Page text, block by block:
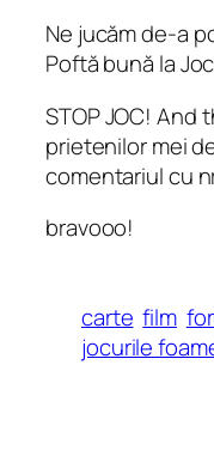
Ne jucăm de-a
Poftă bună la
STOP JOC! And
prietenilor mei
comentariul cu
bravooo!
carte film
jocurile